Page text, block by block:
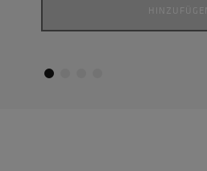
HINZUFÜGEN